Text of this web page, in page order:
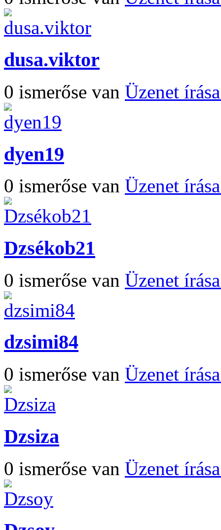
dusa.viktor
0 ismerőse van Üzenet
dyen19
0 ismerőse van Üzenet
Dzsékob21
0 ismerőse van Üzenet
dzsimi84
0 ismerőse van Üzenet
Dzsiza
0 ismerőse van Üzenet